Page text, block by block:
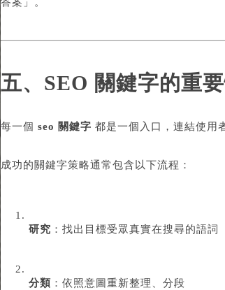
五、SEO 關鍵字的重
每一個 seo 關鍵字 都是一個入口，連結使用
成功的關鍵字策略通常包含以下流程：
研究 ：找出目標受眾真實在搜尋的語詞
分類 ：依照意圖重新整理、分段